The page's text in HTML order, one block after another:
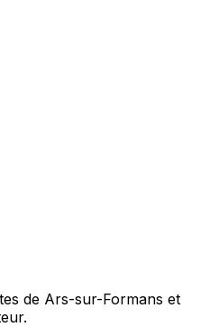
de Ars-sur-Formans et